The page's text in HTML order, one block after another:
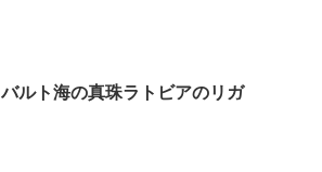
バルト海の真珠ラトビアのリガ